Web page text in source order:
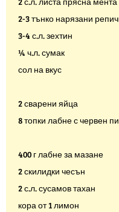
2-3 тънко нарязани
3-4 с.л. зехтин
¼ ч.л. сумак
сол на вкус
2 сварени яйца
8 топки лабне с червен
400 г лабне за мазане
2 скилидки чесън
2 с.л. сусамов тахан
кора от 1 лимон